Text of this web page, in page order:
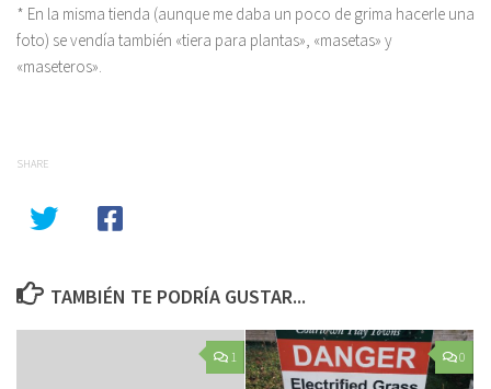
* En la misma tienda (aunque me daba un poco de grima hacerle una
foto) se vendía también «tiera para plantas», «masetas» y
«maseteros».
SHARE
TAMBIÉN TE PODRÍA GUSTAR...
1 0